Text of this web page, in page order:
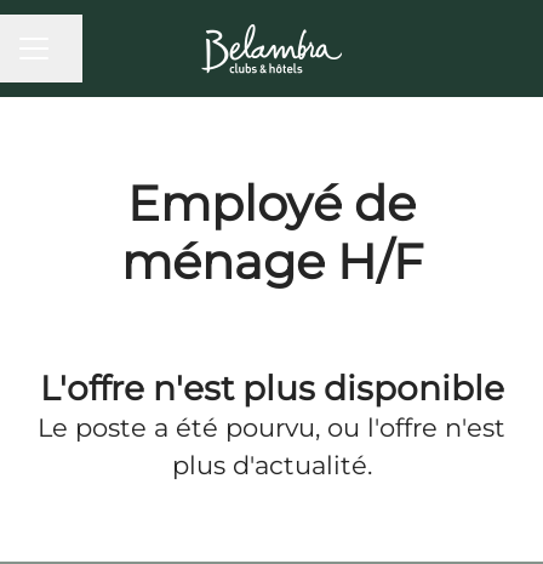
Employé de
ménage H/F
L'offre n'est plus disponible
Le poste a été pourvu, ou l'offre n'est
plus d'actualité.